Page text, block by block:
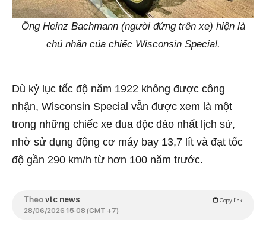
Ông Heinz Bachmann (người đứng trên xe) hiện là
chủ nhân của chiếc Wisconsin Special.
Dù kỷ lục tốc độ năm 1922 không được công
nhận, Wisconsin Special vẫn được xem là một
trong những chiếc xe đua độc đáo nhất lịch sử,
nhờ sử dụng động cơ máy bay 13,7 lít và đạt tốc
độ gần 290 km/h từ hơn 100 năm trước.
Theovtc news Copy link
28/06/2026 15:08 (GMT +7)